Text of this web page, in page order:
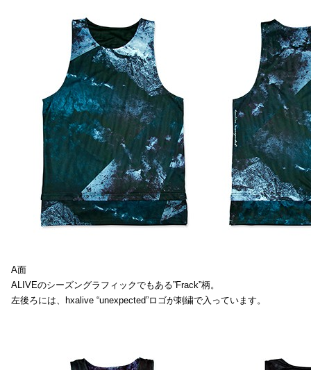
A面
ALIVEのシーズングラフィックでもある”Frack”柄。
左後ろには、hxalive “unexpected”ロゴが刺繍で入っています。